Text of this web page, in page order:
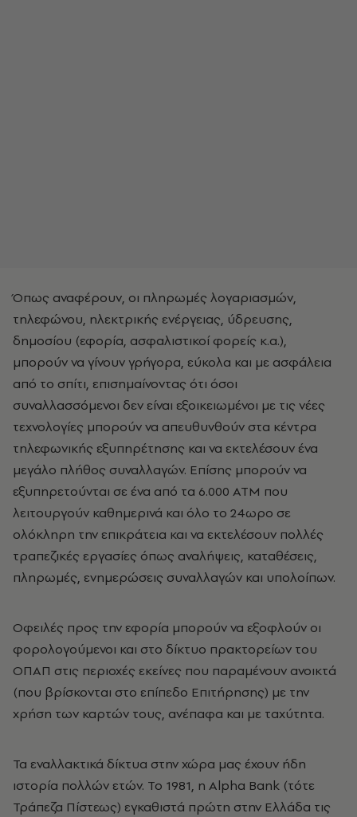
Όπως αναφέρουν, οι πληρωμές λογαριασμών,
τηλεφώνου, ηλεκτρικής ενέργειας, ύδρευσης,
δημοσίου (εφορία, ασφαλιστικοί φορείς κ.α.),
μπορούν να γίνουν γρήγορα, εύκολα και με ασφάλεια
από το σπίτι, επισημαίνοντας ότι όσοι
συναλλασσόμενοι δεν είναι εξοικειωμένοι με τις νέες
τεχνολογίες μπορούν να απευθυνθούν στα κέντρα
τηλεφωνικής εξυπηρέτησης και να εκτελέσουν ένα
μεγάλο πλήθος συναλλαγών. Επίσης μπορούν να
εξυπηρετούνται σε ένα από τα 6.000 ATM που
λειτουργούν καθημερινά και όλο το 24ωρο σε
ολόκληρη την επικράτεια και να εκτελέσουν πολλές
τραπεζικές εργασίες όπως αναλήψεις, καταθέσεις,
πληρωμές, ενημερώσεις συναλλαγών και υπολοίπων.
Οφειλές προς την εφορία μπορούν να εξοφλούν οι
φορολογούμενοι και στο δίκτυο πρακτορείων του
ΟΠΑΠ στις περιοχές εκείνες που παραμένουν ανοικτά
(που βρίσκονται στο επίπεδο Επιτήρησης) με την
χρήση των καρτών τους, ανέπαφα και με ταχύτητα.
Τα εναλλακτικά δίκτυα στην χώρα μας έχουν ήδη
ιστορία πολλών ετών. Το 1981, η Alpha Bank (τότε
Τράπεζα Πίστεως) εγκαθιστά πρώτη στην Ελλάδα τις